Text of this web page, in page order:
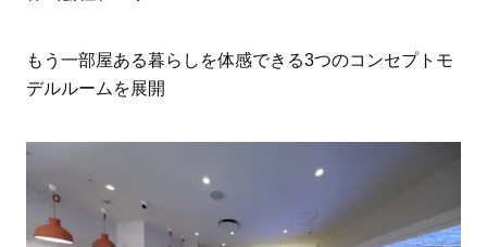
ス学」
タログ
もう一部屋ある暮らしを体感できる3つのコンセプトモ
デルルームを展開